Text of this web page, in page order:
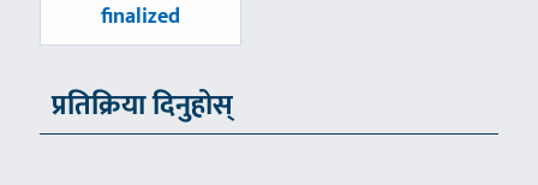
finalized
प्रतिक्रिया दिनुहोस्